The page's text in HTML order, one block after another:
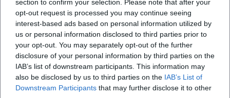
section to confirm your selection. Please note that after your
opt-out request is processed you may continue seeing
interest-based ads based on personal information utilized by
us or personal information disclosed to third parties prior to
your opt-out. You may separately opt-out of the further
disclosure of your personal information by third parties on the
IAB’s list of downstream participants. This information may
also be disclosed by us to third parties on the IAB’s List of
Downstream Participants that may further disclose it to other
psychologische Feinabstimmung und Risikobereitschaft in
der Figurenentwicklung gelobt.
Besonders in der Schnittmenge aus Musiktheater und
Sprechtheater hat Manzel Maßstäbe gesetzt: Sie zeigt, dass
Operette und Chanson – richtig verstanden – existentielle
Themen verhandeln können. Diese Haltung prägt ihre
Programmkonzeptionen und verleiht ihrer Diskographie
wie ihrer Bühnenarbeit nachhaltige Relevanz.